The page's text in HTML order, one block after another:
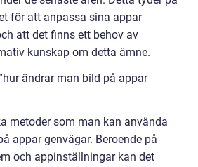
för att anpassa sina appar
att det finns ett behov av
kunskap om detta ämne.
ändrar man bild på appar
metoder som man kan använda
appar genvägar. Beroende på
och appinställningar kan det